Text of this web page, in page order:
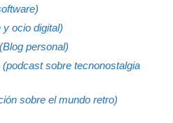
ocio digital)
(Blog personal)
(podcast sobre tecnonostalgia
sobre el mundo retro)